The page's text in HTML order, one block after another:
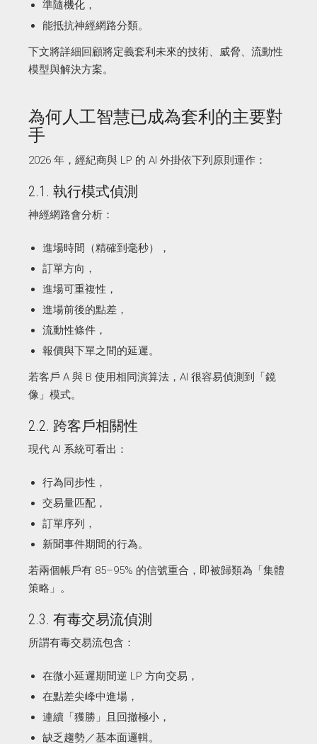
準隨機化，
能抵抗神經網路分類。
下文將詳細回顧將定義套利未來的技術、威脅、流動性
模型與解決方案。
為何人工智慧已成為套利的主要對
手
2026 年，經紀商與 LP 的 AI 外掛依下列原則運作：
2.1. 執行模式偵測
神經網路會分析：
進場時間（精確到毫秒），
訂單方向，
進場可重複性，
進場前後的點差，
流動性條件，
報價與下單之間的延遲。
若客戶 A 與 B 使用相同演算法，AI 很容易偵測到「鏡
像」模式。
2.2. 跨客戶相關性
現代 AI 系統可看出：
行為同步性，
交易量匹配，
訂單序列，
新聞事件期間的行為。
若兩個帳戶有 85–95% 的信號重合，即被歸類為「集體
策略」。
2.3. 有毒交易流偵測
所謂有毒交易流包含：
在微小延遲期間逆 LP 方向交易，
在點差尖峰中進場，
連續「獲勝」且回撤極小，
缺乏趨勢／基本面邏輯。